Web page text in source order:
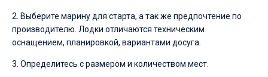
2. Выберите марину для старта, а так же предпочтение по
производителю. Лодки отличаются техническим
оснащением, планировкой, вариантами досуга.
3. Определитесь с размером и количеством мест.